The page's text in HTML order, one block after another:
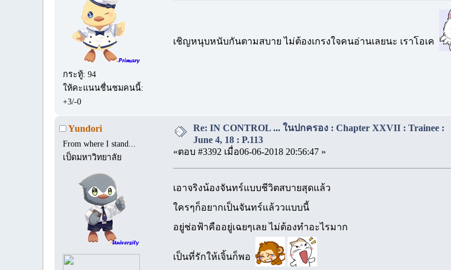
กระทู้: 94
ให้คะแนนชื่นชมคนนี้:
+3/-0
เชิญหนุบหนับกันตามสบาย ไม่ต้องเกรงใจคนอ่านเลยนะ เราโอเค
Yundori
From where I stand...
เป็ดมหาวิทยาลัย
Re: IN CONTROL ... ในปกครอง : Chapter XXVII : Trainee :
June 4, 18 : P.113
«ตอบ #3392 เมื่อ06-06-2018 20:56:47 »
เอาจริงน้องจันทร์แบบชีวิตสบายสุดแล้ว
ใครๆก็อยากเป็นจันทร์แล้ววแบบนี้
อยู่ช่อฟ้าคืออยู่เฉยๆเลย ไม่ต้องทำอะไรมาก
เป็นที่รักให้เจิ้นก็พอ